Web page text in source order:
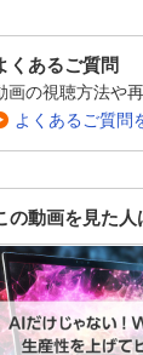
くあるご質問
画の視聴方法や
よくあるご質問
の動画を見た